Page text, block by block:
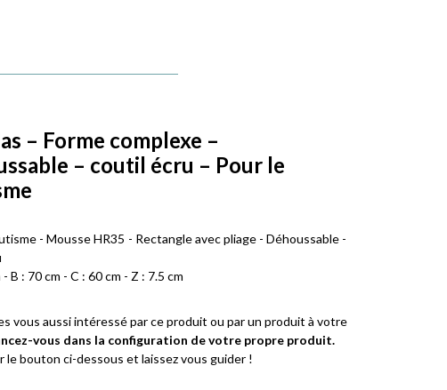
– Forme complexe –
– coutil écru – Pour le
- Mousse HR35 - Rectangle avec pliage - Déhoussable -
B : 70 cm - C : 60 cm - Z : 7.5 cm
vous aussi intéressé par ce produit ou par un produit à votre
vous dans la configuration de votre propre produit.
le bouton ci-dessous et laissez vous guider !